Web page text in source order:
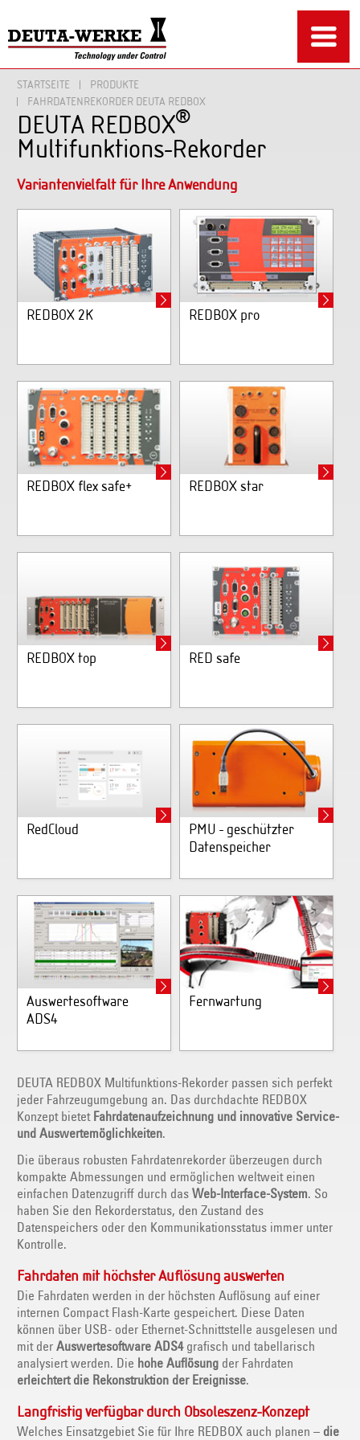
STARTSEITE
PRODUKTE
FAHRDATENREKORDER DEUTA REDBOX
DEUTA REDBOX®
Multifunktions-Rekorder
Variantenvielfalt für Ihre Anwendung
REDBOX 2K REDBOX pro
REDBOX flex safe+ REDBOX star
REDBOX top RED safe
RedCloud
PMU - geschützter
Datenspeicher
Auswertesoftware
ADS4
Fernwartung
DEUTA REDBOX Multifunktions-Rekorder passen sich perfekt
jeder Fahrzeugumgebung an. Das durchdachte REDBOX
Konzept bietet Fahrdatenaufzeichnung und innovative Service-
und Auswertemöglichkeiten.
Die überaus robusten Fahrdatenrekorder überzeugen durch
kompakte Abmessungen und ermöglichen weltweit einen
einfachen Datenzugriff durch das Web-Interface-System. So
haben Sie den Rekorderstatus, den Zustand des
Datenspeichers oder den Kommunikationsstatus immer unter
Kontrolle.
Fahrdaten mit höchster Auflösung auswerten
Die Fahrdaten werden in der höchsten Auflösung auf einer
internen Compact Flash-Karte gespeichert. Diese Daten
können über USB- oder Ethernet-Schnittstelle ausgelesen und
mit der Auswertesoftware ADS4grafisch und tabellarisch
analysiert werden. Die hohe Auflösung der Fahrdaten
erleichtert die Rekonstruktion der Ereignisse.
Langfristig verfügbar durch Obsoleszenz-Konzept
Welches Einsatzgebiet Sie für Ihre REDBOX auch planen – die